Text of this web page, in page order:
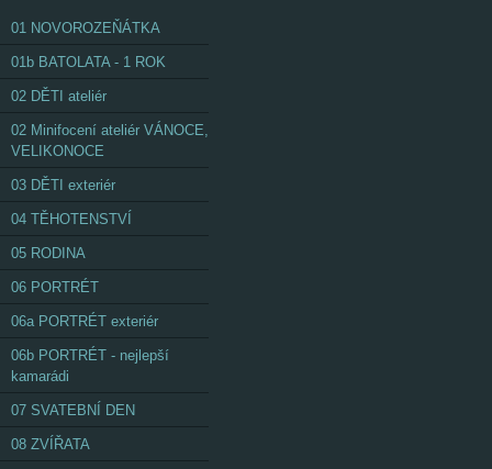
01 NOVOROZEŇÁTKA
01b BATOLATA - 1 ROK
02 DĚTI ateliér
02 Minifocení ateliér VÁNOCE,
VELIKONOCE
03 DĚTI exteriér
04 TĚHOTENSTVÍ
05 RODINA
06 PORTRÉT
06a PORTRÉT exteriér
06b PORTRÉT - nejlepší
kamarádi
07 SVATEBNÍ DEN
08 ZVÍŘATA